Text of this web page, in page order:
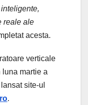
reale ale
acesta.
verticale
martie a
site-ul
.